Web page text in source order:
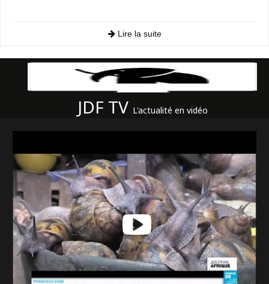
Lire la suite
JDF TV L'actualité en vidéo